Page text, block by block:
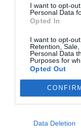
I want to opt-
Personal Data
Opted In
I want to opt-
Retention,
Personal Data
Purposes for
Opted Out
CONFIRM
Data Deletion
jaz bom
države," je med
tiskovne
Naše delo na